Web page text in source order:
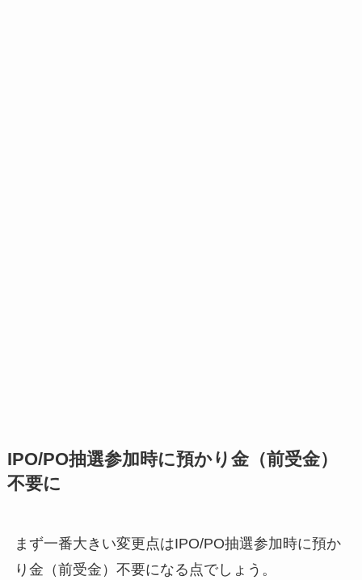
IPO/PO抽選参加時に預かり金（前受金）
不要に
まず一番大きい変更点はIPO/PO抽選参加時に預か
り金（前受金）不要になる点でしょう。